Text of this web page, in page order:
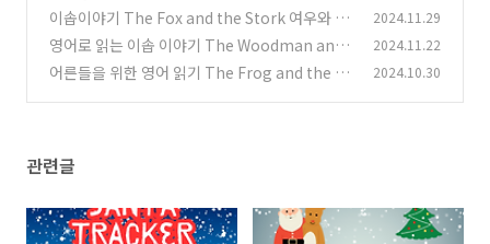
부를까?
(3)
이솝이야기 The Fox and the Stork 여우와 두
루미 영어 동화 읽기
(4)
2024.11.29
영어로 읽는 이솝 이야기 The Woodman and t
he Serpent 나무꾼과 뱀
(2)
2024.11.22
어른들을 위한 영어 읽기 The Frog and the Ox
2024.10.30
관련글